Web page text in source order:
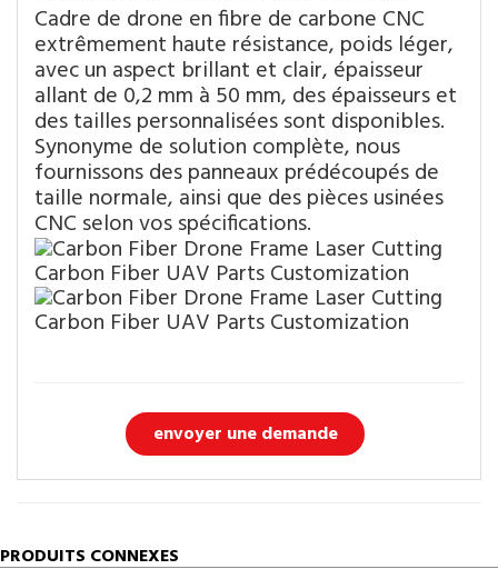
Cadre de drone en fibre de carbone CNC
extrêmement haute résistance, poids léger,
avec un aspect brillant et clair, épaisseur
allant de 0,2 mm à 50 mm, des épaisseurs et
des tailles personnalisées sont disponibles.
Synonyme de solution complète, nous
fournissons des panneaux prédécoupés de
taille normale, ainsi que des pièces usinées
CNC selon vos spécifications.
envoyer une demande
PRODUITS CONNEXES